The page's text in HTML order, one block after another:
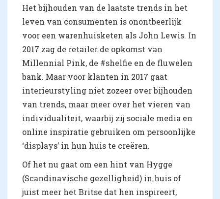
Het bijhouden van de laatste trends in het
leven van consumenten is onontbeerlijk
voor een warenhuisketen als John Lewis. In
2017 zag de retailer de opkomst van
Millennial Pink, de #shelfie en de fluwelen
bank. Maar voor klanten in 2017 gaat
interieurstyling niet zozeer over bijhouden
van trends, maar meer over het vieren van
individualiteit, waarbij zij sociale media en
online inspiratie gebruiken om persoonlijke
‘displays’ in hun huis te creëren.
Of het nu gaat om een hint van Hygge
(Scandinavische gezelligheid) in huis of
juist meer het Britse dat hen inspireert,